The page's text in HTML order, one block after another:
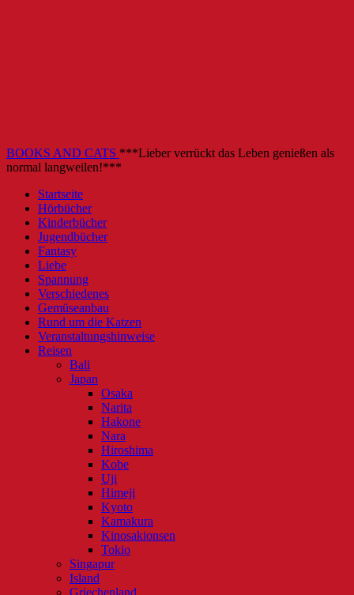
BOOKS AND CATS ***Lieber verrückt das Leben genießen als
normal langweilen!***
Startseite
Hörbücher
Kinderbücher
Jugendbücher
Fantasy
Liebe
Spannung
Verschiedenes
Gemüseanbau
Rund um die Katzen
Veranstaltungshinweise
Reisen
Bali
Japan
Osaka
Narita
Hakone
Nara
Hiroshima
Kobe
Uji
Himeji
Kyoto
Kamakura
Kinosakionsen
Tokio
Singapur
Island
Griechenland